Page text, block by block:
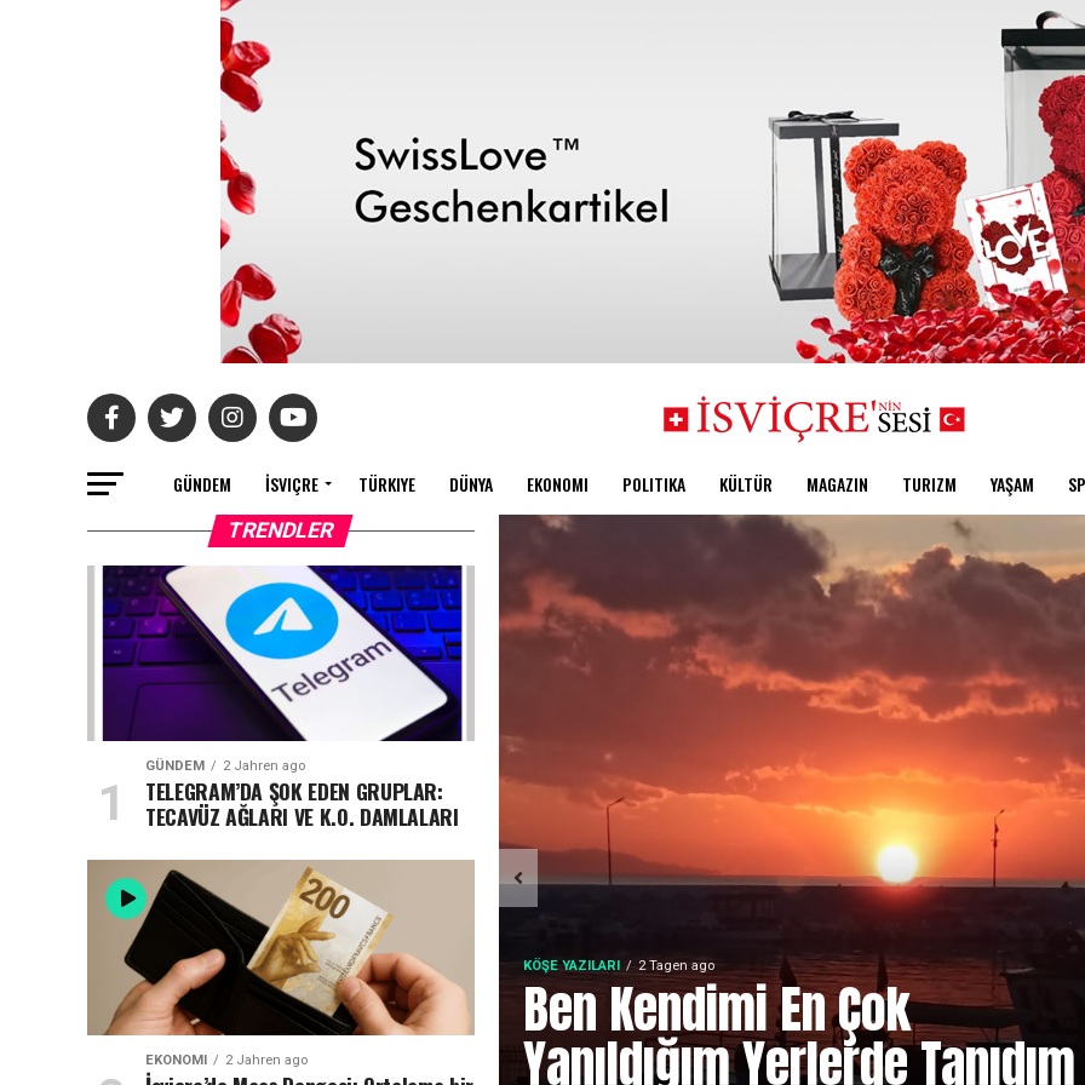
GÜNDEM İSVIÇRE TÜRKIYE DÜNYA EKONOMI POLITIKA KÜLTÜR MAGAZIN TURIZM YAŞAM
KÖŞE YAZILARI 2 Tagen ago
Ben Kendimi En Çok
Yanıldığım Yerlerde Tanıdım
TRENDLER
GÜNDEM 2 Jahren ago
TELEGRAM’DA ŞOK EDEN GRUPLAR:
TECAVÜZ AĞLARI VE K.O. DAMLALARI
EKONOMI 2 Jahren ago